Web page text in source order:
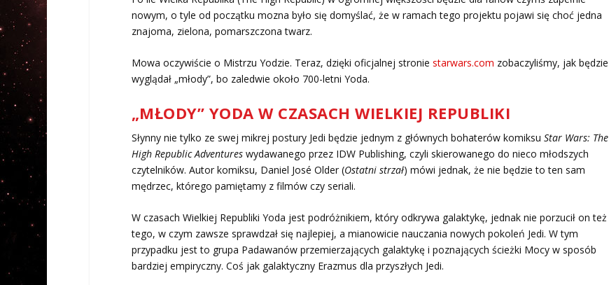
nowym, o tyle od początku mozna było się domyślać, że w ramach tego projektu pojawi się choć jedna
znajoma, zielona, pomarszczona twarz.
Mowa oczywiście o Mistrzu Yodzie. Teraz, dzięki oficjalnej stronie starwars.com zobaczyliśmy, jak będzie
wyglądał „młody”, bo zaledwie około 700-letni Yoda.
„MŁODY” YODA W CZASACH WIELKIEJ REPUBLIKI
Słynny nie tylko ze swej mikrej postury Jedi będzie jednym z głównych bohaterów komiksu Star Wars: The
High Republic Adventureswydawanego przez IDW Publishing, czyli skierowanego do nieco młodszych
czytelników. Autor komiksu, Daniel José Older (Ostatni strzał) mówi jednak, że nie będzie to ten sam
mędrzec, którego pamiętamy z filmów czy seriali.
W czasach Wielkiej Republiki Yoda jest podróżnikiem, który odkrywa galaktykę, jednak nie porzucił on też
tego, w czym zawsze sprawdzał się najlepiej, a mianowicie nauczania nowych pokoleń Jedi. W tym
przypadku jest to grupa Padawanów przemierzających galaktykę i poznających ścieżki Mocy w sposób
bardziej empiryczny. Coś jak galaktyczny Erazmus dla przyszłych Jedi.